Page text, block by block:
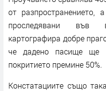
от
проследявани във
картографира добре
че дадено пасище ще
покритието премине 50%.
Констатациите също